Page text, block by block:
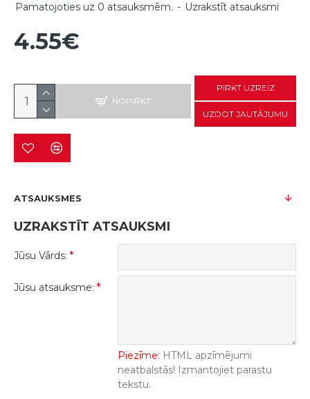
Pamatojoties uz 0 atsauksmēm. - Uzrakstīt atsauksmi
4.55€
NOPIRKT
PIRKT UZREIZ
UZDOT JAUTĀJUMU
ATSAUKSMES
UZRAKSTĪT ATSAUKSMI
Jūsu Vārds:
Jūsu atsauksme:
Piezīme: HTML apzīmējumi
neatbalstās! Izmantojiet parastu
tekstu.